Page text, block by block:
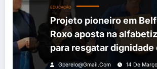
EDUCAÇÃO
Projeto pioneiro em
Roxo aposta na
para resgatar dignidade
população em situação
Gperelo@gmail.com
14 De